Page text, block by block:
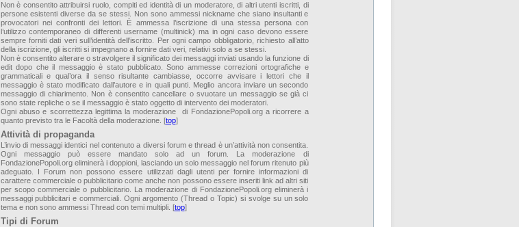
Non è consentito attribuirsi ruolo, compiti ed identità di un moderatore, di altri utenti iscritti, di
persone esistenti diverse da se stessi. Non sono ammessi nickname che siano insultanti e
provocatori nei confronti dei lettori. È ammessa l’iscrizione di una stessa persona con
l’utilizzo contemporaneo di differenti username (multinick) ma in ogni caso devono essere
sempre forniti dati veri sull’identità dell’iscritto. Per ogni campo obbligatorio, richiesto all’atto
della iscrizione, gli iscritti si impegnano a fornire dati veri, relativi solo a se stessi.
Non è consentito alterare o stravolgere il significato dei messaggi inviati usando la funzione di
edit dopo che il messaggio è stato pubblicato. Sono ammesse correzioni ortografiche e
grammaticali e qual’ora il senso risultante cambiasse, occorre avvisare i lettori che il
messaggio è stato modificato dall’autore e in quali punti. Meglio ancora inviare un secondo
messaggio di chiarimento. Non è consentito cancellare o svuotare un messaggio se già ci
sono state repliche o se il messaggio è stato oggetto di intervento dei moderatori.
Ogni abuso e scorrettezza legittima la moderazione di FondazionePopoli.org a ricorrere a
quanto previsto tra le Facoltà della moderazione. [top]
Attività di propaganda
L’invio di messaggi identici nel contenuto a diversi forum e thread è un’attività non consentita.
Ogni messaggio può essere mandato solo ad un forum. La moderazione di
FondazionePopoli.org eliminerà i doppioni, lasciando un solo messaggio nel forum ritenuto più
adeguato. I Forum non possono essere utilizzati dagli utenti per fornire informazioni di
carattere commerciale o pubblicitario come anche non possono essere inseriti link ad altri siti
per scopo commerciale o pubblicitario. La moderazione di FondazionePopoli.org eliminerà i
messaggi pubblicitari e commerciali. Ogni argomento (Thread o Topic) si svolge su un solo
tema e non sono ammessi Thread con temi multipli. [top]
Tipi di Forum